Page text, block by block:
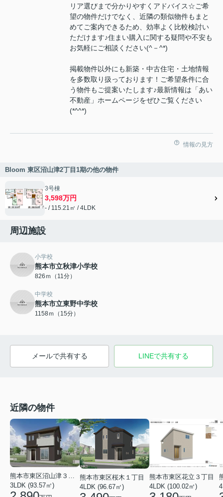
リア選びまで分かりやすくアドバイス☆ご希
望の物件だけでなく、近隣の類似物件もまと
めてご案内できるため、効率よく比較検討い
ただけます♪住まい購入に関する疑問や不安も
お気軽にご相談ください(^－^*)
掲載物件以外にも新築・中古住宅・土地情報
を多数取り扱っております！ご希望条件に合
う物件もご提案いたします♪最新情報は「あい
不動産」ホームページをぜひご覧ください
(*^^*)
情報の見方
Bloom 東区沼山津2丁目1期の他の物件
3号棟
3,598万円
- / 115.21㎡ / 4LDK
周辺施設
小学校
熊本市立秋津小学校
826ｍ（11分）
中学校
熊本市立東野中学校
1158ｍ（15分）
メールで共有する LINEで共有する
近隣の物件
3LDK (93.57㎡)
熊本市東区桜木１丁目
4LDK (96.67㎡)
熊本市東区花立３丁目
4LDK (100.02㎡)